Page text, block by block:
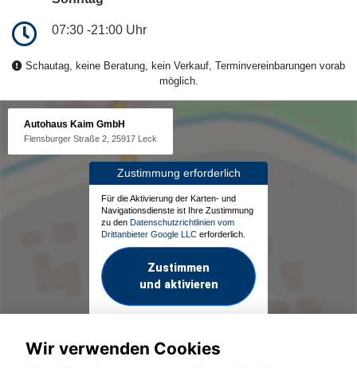
07:30 -21:00 Uhr
Schautag, keine Beratung, kein Verkauf, Terminvereinbarungen vorab
möglich.
Autohaus Kaim GmbH
Flensburger Straße 2, 25917 Leck
Zustimmung erforderlich
Für die Aktivierung der Karten- und
Navigationsdienste ist Ihre Zustimmung
zu den Datenschutzrichtlinien vom
Drittanbieter Google LLC erforderlich.
Zustimmen
und aktivieren
Wir verwenden Cookies